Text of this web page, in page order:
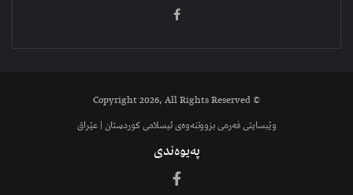
© Copyright 2026, All Rights Reserved
وێبسایتی فەرمی بزووتنەوەی ئیسلامی کوردستان | عێراق
پەیوەندی